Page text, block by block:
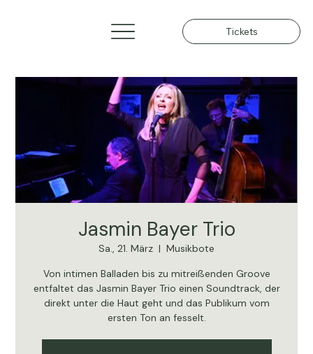
Tickets
Jasmin Bayer Trio
Sa., 21. März
  |
Musikbote
Von intimen Balladen bis zu mitreißenden Groove
entfaltet das Jasmin Bayer Trio einen Soundtrack, der
direkt unter die Haut geht und das Publikum vom
ersten Ton an fesselt.